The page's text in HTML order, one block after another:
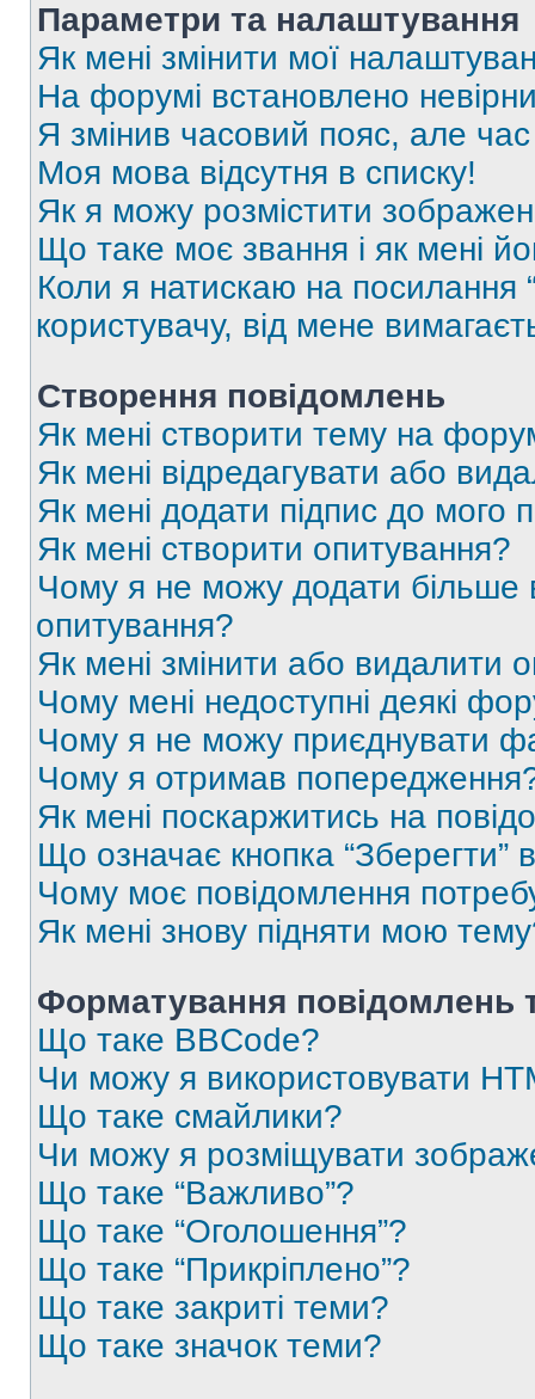
Параметри та налаштування
Як мені змінити мої
На форумі встановлено
Я змінив часовий пояс, але
Моя мова відсутня в списку!
Як я можу розмістити
Що таке моє звання і як мені
Коли я натискаю на посилання
користувачу, від мене
Створення повідомлень
Як мені створити тему на
Як мені відредагувати або
Як мені додати підпис до мого
Як мені створити опитування?
Чому я не можу додати більше
опитування?
Як мені змінити або видалити
Чому мені недоступні деякі
Чому я не можу приєднувати
Чому я отримав
Як мені поскаржитись на
Що означає кнопка
Чому моє повідомлення
Як мені знову підняти мою
Форматування повідомлень
Що таке BBCode?
Чи можу я використовувати
Що таке смайлики?
Чи можу я розміщувати
Що таке “Важливо”?
Що таке “Оголошення”?
Що таке “Прикріплено”?
Що таке закриті теми?
Що таке значок теми?